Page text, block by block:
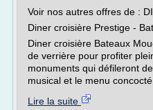
Voir nos autres offres de :
Diner croisière Prestige -
Diner croisière Bateaux
de verrière pour profiter
monuments qui défileront
musical et le menu
Lire la suite